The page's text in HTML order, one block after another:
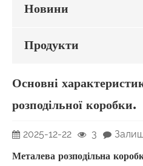
Новини
Продукти
Основні
розподільної коробки.
2025-12-22 3
Металева розподільна